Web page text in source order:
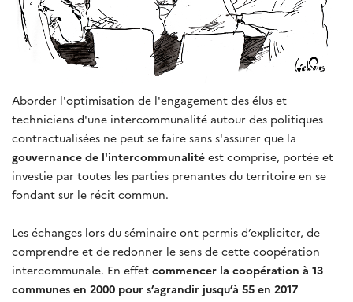
Aborder l'optimisation de l'engagement des élus et
techniciens d'une intercommunalité autour des politiques
contractualisées ne peut se faire sans s'assurer que la
gouvernance de l'intercommunalité est comprise, portée et
investie par toutes les parties prenantes du territoire en se
fondant sur le récit commun.
Les échanges lors du séminaire ont permis d’expliciter, de
comprendre et de redonner le sens de cette coopération
intercommunale. En effet commencer la coopération à 13
communes en 2000 pour s’agrandir jusqu’à 55 en 2017